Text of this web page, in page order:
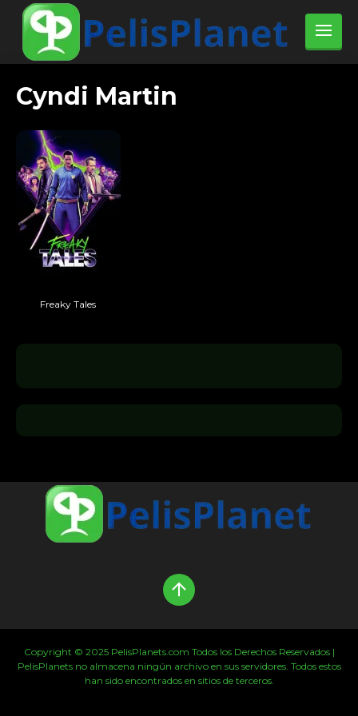
Cyndi Martin
Freaky Tales
Copyright © 2025 PelisPlanets.com Todos los Derechos Reservados |
PelisPlanets no almacena ningún archivo en sus servidores. Todos estos
han sido encontrados en sitios de terceros.